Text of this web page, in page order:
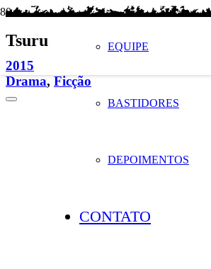
EQUIPE
BASTIDORES
DEPOIMENTOS
CONTATO
Tsuru
2015
Drama, Ficção